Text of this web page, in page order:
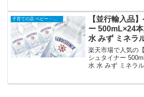
ビー・キッズから
込み・ポイント1
ー71件・平均評価
方法まとめ。
【並行輸入品
ー 500mL×24
水 みず ミネラ
ークリング
ポイント還元
楽天市場で人気の
シュタイナー
水 水 みず ミネラ